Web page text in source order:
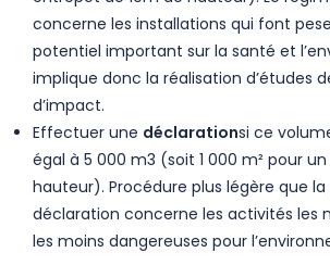
concerne les installations qui font
potentiel important sur la santé et
implique donc la réalisation d’études
d’impact.
Effectuer une déclarationsi ce
égal à 5 000 m3 (soit 1 000 m² pour
hauteur). Procédure plus légère que
déclaration concerne les activités les
les moins dangereuses pour